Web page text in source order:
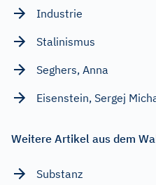
Industrie
Stalinismus
Seghers, Anna
Eisenstein, Sergej
Weitere Artikel aus dem
Substanz